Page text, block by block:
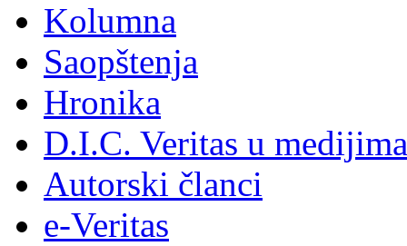
Kolumna
Saopštenja
Hronika
D.I.C. Veritas u medijima
Autorski članci
e-Veritas